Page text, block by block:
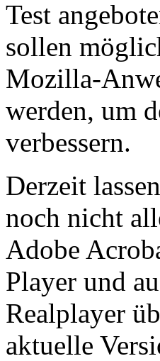
Test
sollen
Mozilla-
werden, um
verbessern.
Derzeit
noch nicht
Adobe
Player und
Realplayer
aktuelle